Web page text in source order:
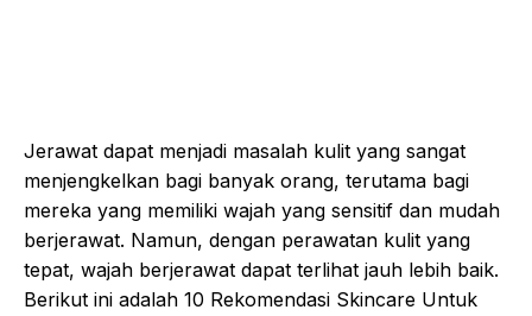
Jerawat dapat menjadi masalah kulit yang sangat
menjengkelkan bagi banyak orang, terutama bagi
mereka yang memiliki wajah yang sensitif dan mudah
berjerawat. Namun, dengan perawatan kulit yang
tepat, wajah berjerawat dapat terlihat jauh lebih baik.
Berikut ini adalah 10 Rekomendasi Skincare Untuk